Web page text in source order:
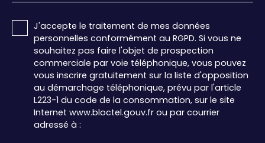
J'accepte le traitement de mes données
personnelles conformément au RGPD. Si vous ne
souhaitez pas faire l'objet de prospection
commerciale par voie téléphonique, vous pouvez
vous inscrire gratuitement sur la liste d'opposition
au démarchage téléphonique, prévu par l'article
L223-1 du code de la consommation, sur le site
Internet www.bloctel.gouv.fr ou par courrier
adressé à :